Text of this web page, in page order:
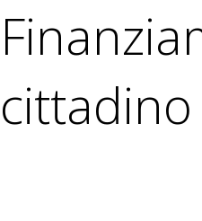
cittadino